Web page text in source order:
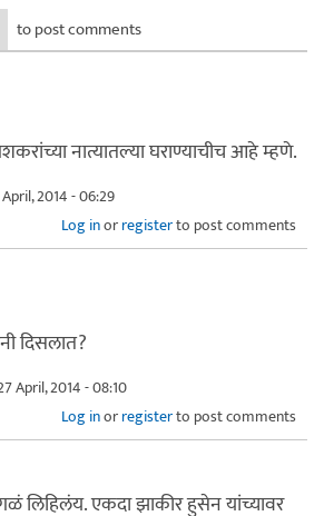
to post comments
नात्यातल्या घराण्याचीच आहे म्हणे.
2014 - 06:29
Log inorregisterto post comments
दिसलात?
April, 2014 - 08:10
Log inorregisterto post comments
लिहिलंय. एकदा झाकीर हुसेन यांच्यावर